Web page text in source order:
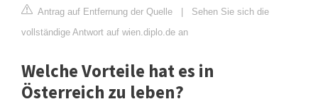
Antrag auf Entfernung der Quelle | Sehen Sie sich die
vollständige Antwort auf wien.diplo.de an
Welche Vorteile hat es in
Österreich zu leben?